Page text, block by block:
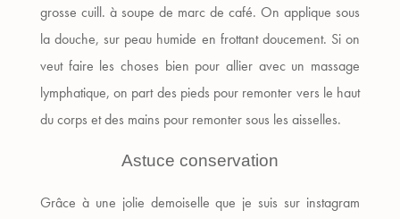
grosse cuill. à soupe de marc de café. On applique sous
la douche, sur peau humide en frottant doucement. Si on
veut faire les choses bien pour allier avec un massage
lymphatique, on part des pieds pour remonter vers le haut
du corps et des mains pour remonter sous les aisselles.
Astuce conservation
Grâce à une jolie demoiselle que je suis sur instagram